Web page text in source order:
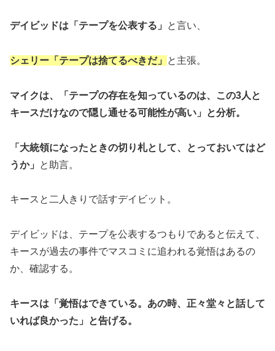
デイビッドは「テープを公表する」 と言い、
シェリー「テープは捨てるべきだ」 と主張。
マイクは、「テープの存在を知っているのは、この3人と
キースだけなので隠し通せる可能性が高い」と分析。
「大統領になったときの切り札として、とっておいてはど
うか」
と助言。
キースと二人きりで話すデイビット。
デイビッドは、テープを公表するつもりであると伝えて、
キースが過去の事件でマスコミに追われる覚悟はあるの
か、確認する。
キースは「覚悟はできている。あの時、正々堂々と話して
いれば良かった」と告げる。